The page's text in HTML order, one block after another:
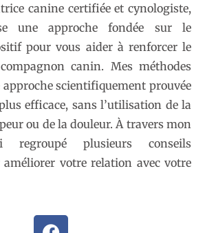
canine certifiée et cynologiste,
une approche fondée sur le
pour vous aider à renforcer le
canin. Mes méthodes
scientifiquement prouvée
efficace, sans l’utilisation de la
ou de la douleur. À travers mon
regroupé plusieurs conseils
votre relation avec votre